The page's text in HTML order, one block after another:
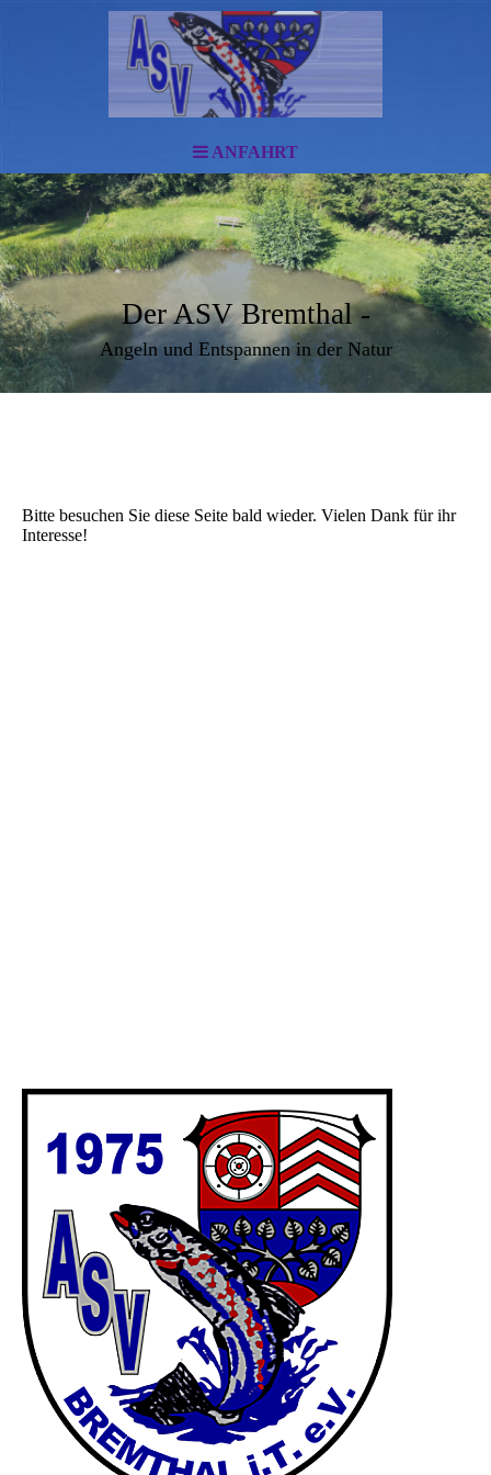
ANFAHRT
Der ASV Bremthal -
Angeln und Entspannen in der Natur
Bitte besuchen Sie diese Seite bald wieder. Vielen Dank für ihr
Interesse!